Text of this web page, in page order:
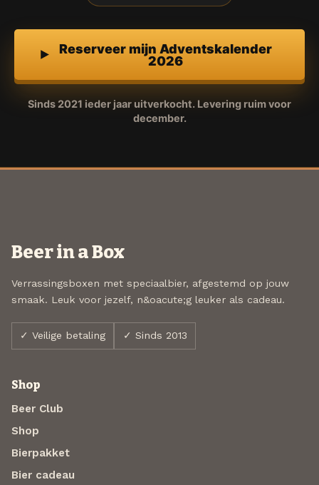
Reserveer mijn Adventskalender
2026
Sinds 2021 ieder jaar uitverkocht. Levering ruim voor
december.
Beer in a Box
Verrassingsboxen met speciaalbier, afgestemd op jouw
smaak. Leuk voor jezelf, n&oacute;g leuker als cadeau.
✓ Veilige betaling ✓ Sinds 2013
Shop
Beer Club
Shop
Bierpakket
Bier cadeau